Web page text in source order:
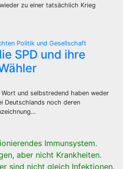
zu einer tatsächlich Krieg
Politik und Gesellschaft
SPD und ihre
und selbstredend haben weder
Deutschlands noch deren
Immunsystem.
aber nicht Krankheiten.
sind nicht gleich Infektionen.